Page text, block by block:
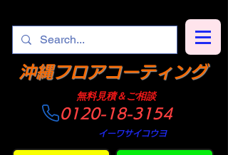
​沖縄フロアコーティング
​無料見積＆ご相談
0120-18-3154
イーワサイコウヨ